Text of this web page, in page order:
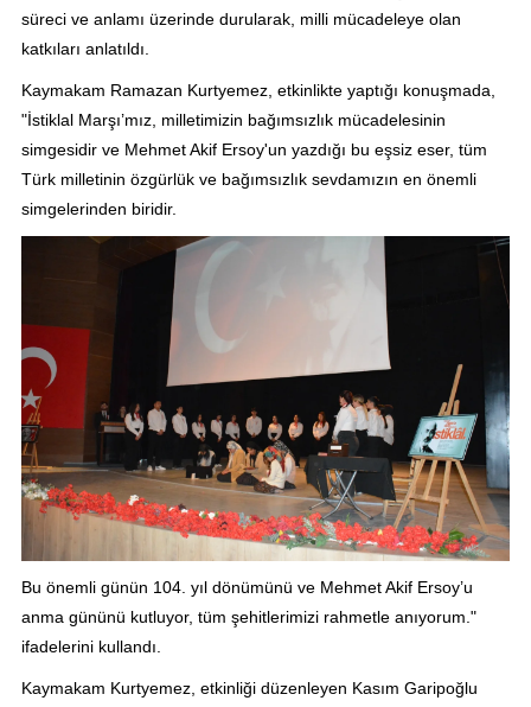
süreci ve anlamı üzerinde durularak, milli mücadeleye olan
katkıları anlatıldı.
Kaymakam Ramazan Kurtyemez, etkinlikte yaptığı konuşmada,
"İstiklal Marşı’mız, milletimizin bağımsızlık mücadelesinin
simgesidir ve Mehmet Akif Ersoy'un yazdığı bu eşsiz eser, tüm
Türk milletinin özgürlük ve bağımsızlık sevdamızın en önemli
simgelerinden biridir.
Bu önemli günün 104. yıl dönümünü ve Mehmet Akif Ersoy’u
anma gününü kutluyor, tüm şehitlerimizi rahmetle anıyorum."
ifadelerini kullandı.
Kaymakam Kurtyemez, etkinliği düzenleyen Kasım Garipoğlu